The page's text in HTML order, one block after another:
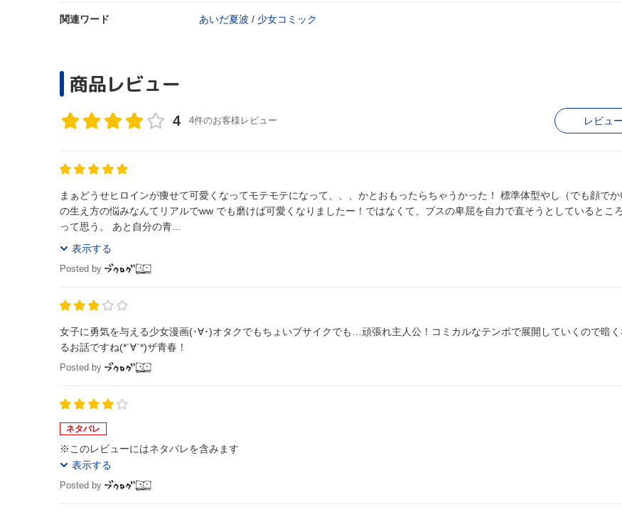
関連ワード あいだ夏波 / 少女コミック
商品レビュー
4 4件のお客様レビュー レビュ
まぁどうせヒロインが痩せて可愛くなってモテモテになって、、、かとおもったらちゃうかった！ 標準体型やし（でも顔でかい） 髪の毛
の生え方の悩みなんてリアルでww でも磨けば可愛くなりましたー！ではなくて、ブスの卑屈を自力で直そうとしているとこ
って思う。 あと自分の青...
表示する
Posted by
女子に勇気を与える少女漫画(･∀･)オタクでもちょいブサイクでも…頑張れ主人公！コミカルなテンポで展開していくので暗
るお話ですね(*´∀`*)ザ青春！
Posted by
ネタバレ
※このレビューにはネタバレを含みます
表示する
Posted by